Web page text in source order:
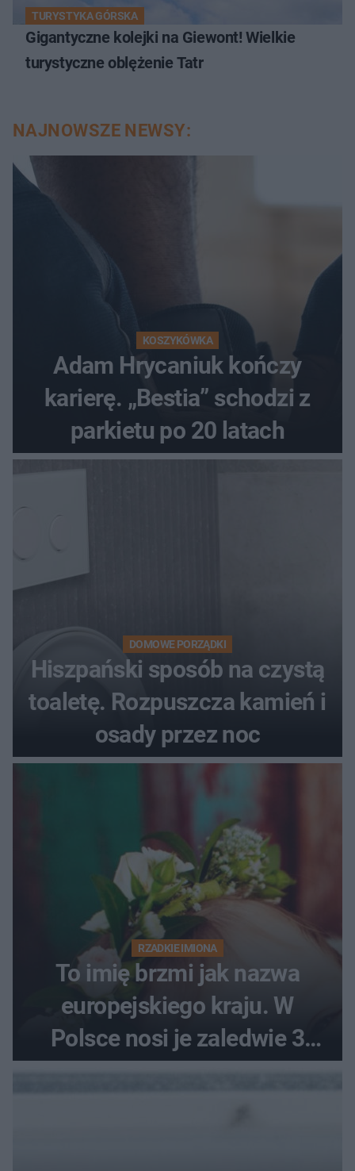
TURYSTYKA GÓRSKA
Gigantyczne kolejki na Giewont! Wielkie
turystyczne oblężenie Tatr
NAJNOWSZE NEWSY:
KOSZYKÓWKA
Adam Hrycaniuk kończy
karierę. „Bestia” schodzi z
parkietu po 20 latach
DOMOWE PORZĄDKI
Hiszpański sposób na czystą
toaletę. Rozpuszcza kamień i
osady przez noc
RZADKIE IMIONA
To imię brzmi jak nazwa
europejskiego kraju. W
Polsce nosi je zaledwie 3